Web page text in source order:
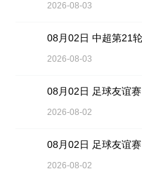
2026-08-03
08月02日 中超第21
2026-08-03
08月02日 足球友谊
2026-08-02
2026-08-02